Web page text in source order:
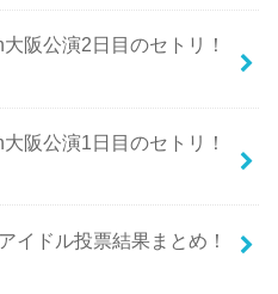
阪公演2日目のセトリ！
阪公演1日目のセトリ！
イドル投票結果まとめ！